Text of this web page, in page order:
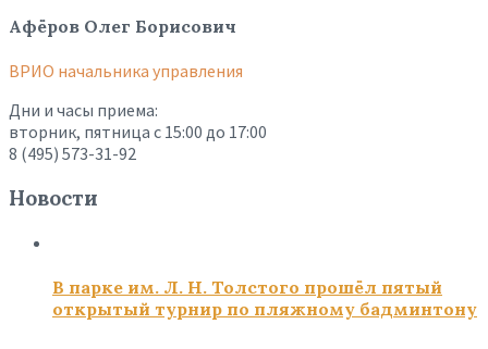
Афёров Олег Борисович
ВРИО начальника управления
Дни и часы приема:
вторник, пятница с 15:00 до 17:00
8 (495) 573-31-92
Новости
В парке им. Л. Н. Толстого прошёл пятый
открытый турнир по пляжному бадминтону